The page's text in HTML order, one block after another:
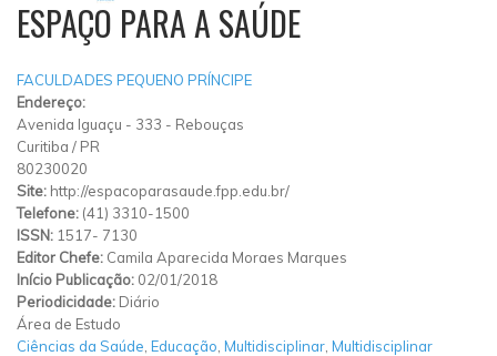
ESPAÇO PARA A SAÚDE
FACULDADES PEQUENO PRÍNCIPE
Endereço:
Avenida Iguaçu - 333 - Rebouças
Curitiba / PR
80230020
Site: http://espacoparasaude.fpp.edu.br/
Telefone: (41) 3310-1500
ISSN: 1517- 7130
Editor Chefe: Camila Aparecida Moraes Marques
Início Publicação: 02/01/2018
Periodicidade: Diário
Área de Estudo
Ciências da Saúde Educação Multidisciplinar Multidisciplinar